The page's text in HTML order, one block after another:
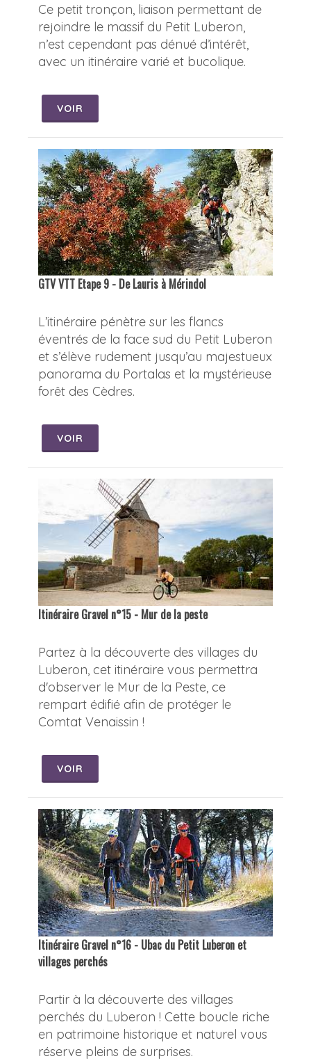
Ce petit tronçon, liaison permettant de
rejoindre le massif du Petit Luberon,
n’est cependant pas dénué d’intérêt,
avec un itinéraire varié et bucolique.
VOIR
GTV VTT Etape 9 - De Lauris à Mérindol
L’itinéraire pénètre sur les flancs
éventrés de la face sud du Petit Luberon
et s’élève rudement jusqu’au majestueux
panorama du Portalas et la mystérieuse
forêt des Cèdres.
VOIR
Itinéraire Gravel n°15 - Mur de la peste
Partez à la découverte des villages du
Luberon, cet itinéraire vous permettra
d'observer le Mur de la Peste, ce
rempart édifié afin de protéger le
Comtat Venaissin !
VOIR
Itinéraire Gravel n°16 - Ubac du Petit Luberon et
villages perchés
Partir à la découverte des villages
perchés du Luberon ! Cette boucle riche
en patrimoine historique et naturel vous
réserve pleins de surprises.